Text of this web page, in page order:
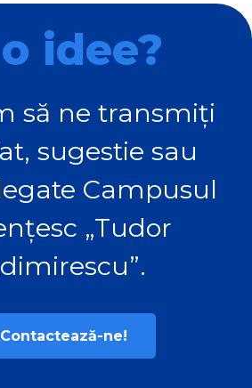
idee?
să ne transmiți
sugestie sau
Campusul
„Tudor
Contactează-ne!